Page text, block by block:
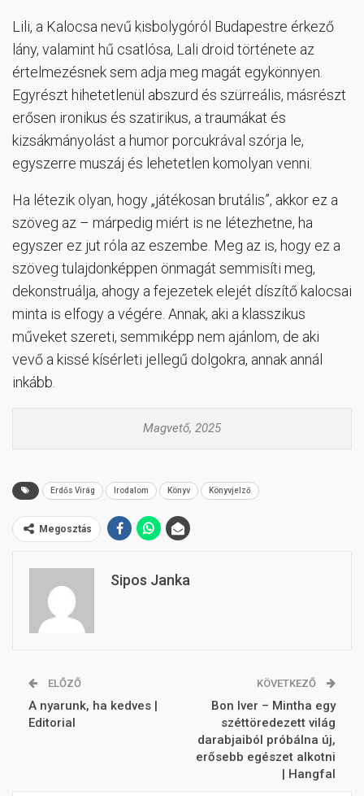
Lili, a Kalocsa nevű kisbolygóról Budapestre érkező
lány, valamint hű csatlósa, Lali droid története az
értelmezésnek sem adja meg magát egykönnyen.
Egyrészt hihetetlenül abszurd és szürreális, másrészt
erősen ironikus és szatirikus, a traumákat és
kizsákmányolást a humor porcukrával szórja le,
egyszerre muszáj és lehetetlen komolyan venni.
Ha létezik olyan, hogy „játékosan brutális”, akkor ez a
szöveg az – márpedig miért is ne létezhetne, ha
egyszer ez jut róla az eszembe. Meg az is, hogy ez a
szöveg tulajdonképpen önmagát semmisíti meg,
dekonstruálja, ahogy a fejezetek elejét díszítő kalocsai
minta is elfogy a végére. Annak, aki a klasszikus
műveket szereti, semmiképp nem ajánlom, de aki
vevő a kissé kísérleti jellegű dolgokra, annak annál
inkább.
Magvető, 2025
Erdős Virág Irodalom Könyv Könyvjelző
Megosztás
Sipos Janka
ELŐZŐ
A nyarunk, ha kedves |
Editorial
KÖVETKEZŐ
Bon Iver – Mintha egy
széttöredezett világ
darabjaiból próbálna új,
erősebb egészet alkotni
| Hangfal